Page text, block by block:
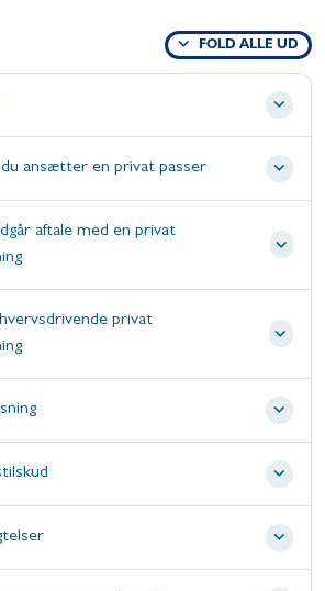
FOLD ALLE UD
ansætter en privat passer
aftale med en privat
privat